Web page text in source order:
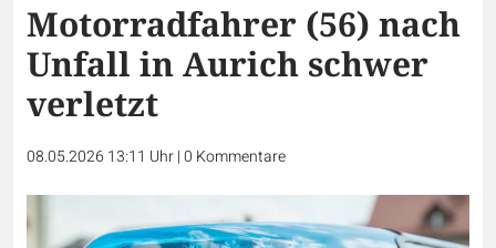
Motorradfahrer (56) nach
Unfall in Aurich schwer
verletzt
08.05.2026 13:11 Uhr|0 Kommentare